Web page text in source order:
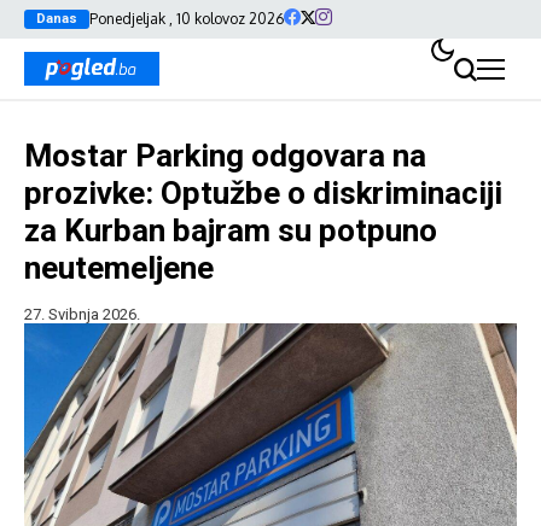
Danas Ponedjeljak , 10 kolovoz 2026
Mostar Parking odgovara na
prozivke: Optužbe o diskriminaciji
za Kurban bajram su potpuno
neutemeljene
27. Svibnja 2026.